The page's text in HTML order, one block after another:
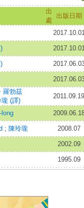
出
處
出版日期
羅勃茲
瓏 (譯)
2011.09.19
; 陳玲瓏 2008.07
2002.09
1995.09